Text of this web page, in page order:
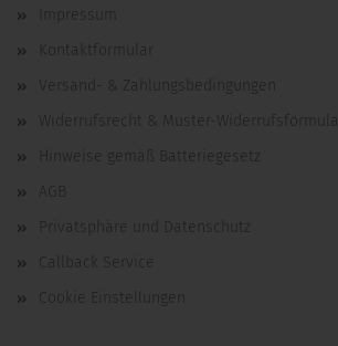
Impressum
Kontaktformular
Versand- & Zahlungsbedingungen
Widerrufsrecht & Muster-Widerrufsformular
Hinweise gemäß Batteriegesetz
AGB
Privatsphäre und Datenschutz
Callback Service
Cookie Einstellungen